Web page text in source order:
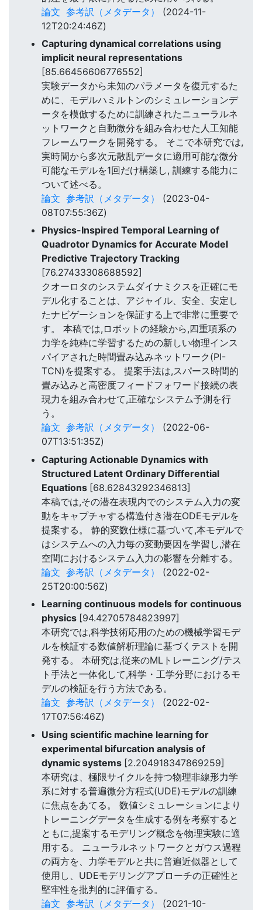
論文 参考訳（メタデータ）
(2024-11-
12T20:24:46Z)
Capturing dynamical correlations using
implicit neural representations
[85.66456606776552]
実験データから未知のパラメータを復元するた
めに、モデルハミルトンのシミュレーションデ
ータを模倣するために訓練されたニューラルネ
ットワークと自動微分を組み合わせた人工知能
フレームワークを開発する。 そこで本研究では,
実時間から多次元散乱データに適用可能な微分
可能なモデルを1回だけ構築し, 訓練する能力に
ついて述べる。
論文 参考訳（メタデータ）
(2023-04-
08T07:55:36Z)
Physics-Inspired Temporal Learning of
Quadrotor Dynamics for Accurate Model
Predictive Trajectory Tracking
[76.27433308688592]
クオーロタのシステムダイナミクスを正確にモ
デル化することは、アジャイル、安全、安定し
たナビゲーションを保証する上で非常に重要で
す。 本稿では,ロボットの経験から,四重項系の
力学を純粋に学習するための新しい物理インス
パイアされた時間畳み込みネットワーク(PI-
TCN)を提案する。 提案手法は,スパース時間的
畳み込みと高密度フィードフォワード接続の表
現力を組み合わせて,正確なシステム予測を行
う。
論文 参考訳（メタデータ）
(2022-06-
07T13:51:35Z)
Capturing Actionable Dynamics with
Structured Latent Ordinary Differential
Equations [68.62843292346813]
本稿では,その潜在表現内でのシステム入力の変
動をキャプチャする構造付き潜在ODEモデルを
提案する。 静的変数仕様に基づいて,本モデルで
はシステムへの入力毎の変動要因を学習し,潜在
空間におけるシステム入力の影響を分離する。
論文 参考訳（メタデータ）
(2022-02-
25T20:00:56Z)
Learning continuous models for continuous
physics [94.42705784823997]
本研究では,科学技術応用のための機械学習モデ
ルを検証する数値解析理論に基づくテストを開
発する。 本研究は,従来のMLトレーニング/テス
ト手法と一体化して,科学・工学分野におけるモ
デルの検証を行う方法である。
論文 参考訳（メタデータ）
(2022-02-
17T07:56:46Z)
Using scientific machine learning for
experimental bifurcation analysis of
dynamic systems [2.204918347869259]
本研究は、極限サイクルを持つ物理非線形力学
系に対する普遍微分方程式(UDE)モデルの訓練
に焦点をあてる。 数値シミュレーションにより
トレーニングデータを生成する例を考察すると
ともに,提案するモデリング概念を物理実験に適
用する。 ニューラルネットワークとガウス過程
の両方を、力学モデルと共に普遍近似器として
使用し、UDEモデリングアプローチの正確性と
堅牢性を批判的に評価する。
論文 参考訳（メタデータ）
(2021-10-